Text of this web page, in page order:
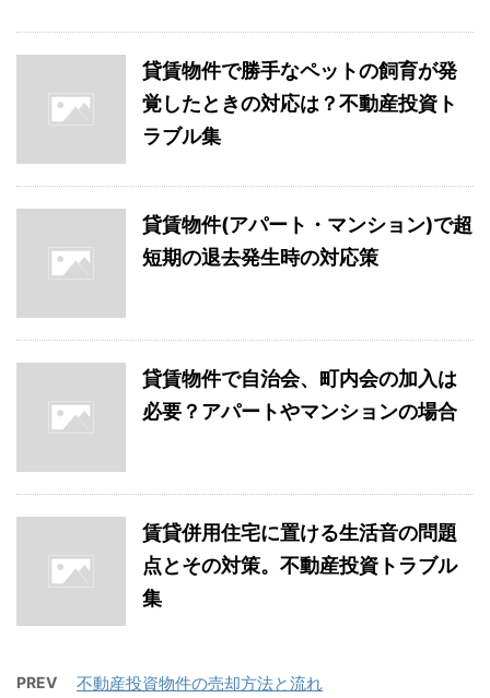
貸賃物件で勝手なペットの飼育が発
覚したときの対応は？不動産投資ト
ラブル集
貸賃物件(アパート・マンション)で超
短期の退去発生時の対応策
貸賃物件で自治会、町内会の加入は
必要？アパートやマンションの場合
賃貸併用住宅に置ける生活音の問題
点とその対策。不動産投資トラブル
集
PREV 不動産投資物件の売却方法と流れ